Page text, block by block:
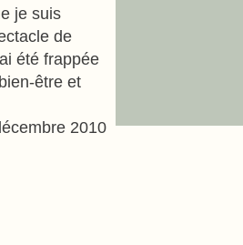
je suis
de
été frappée
être et
2010